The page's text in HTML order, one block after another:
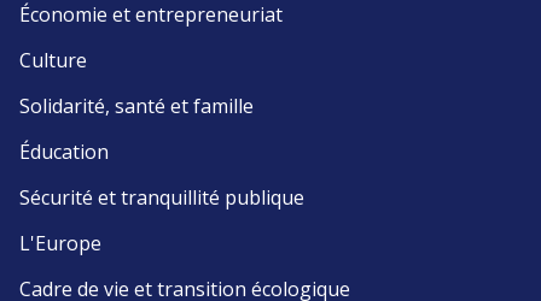
Économie et entrepreneuriat
Culture
Solidarité, santé et famille
Éducation
Sécurité et tranquillité publique
L'Europe
Cadre de vie et transition écologique